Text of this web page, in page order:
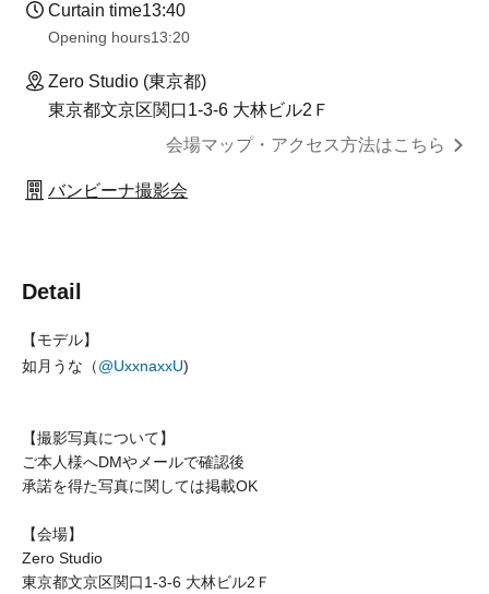
Curtain time13:40
Opening hours13:20
Zero Studio (東京都)
東京都文京区関口1-3-6 大林ビル2Ｆ
会場マップ・アクセス方法はこちら
バンビーナ撮影会
Detail
【モデル】
如月うな（@UxxnaxxU)
【撮影写真について】
ご本人様へDMやメールで確認後
承諾を得た写真に関しては掲載OK
【会場】
Zero Studio
東京都文京区関口1-3-6 大林ビル2Ｆ